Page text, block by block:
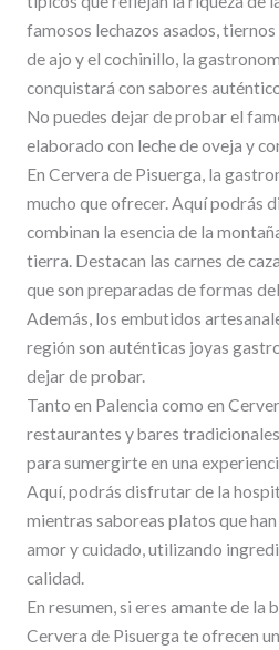
famosos lechazos asados,
de ajo y el cochinillo, la
conquistará con sabores
No puedes dejar de probar el
elaborado con leche de oveja y
En Cervera de Pisuerga, la
mucho que ofrecer. Aquí podrás
combinan la esencia de la
tierra. Destacan las carnes de
que son preparadas de formas
Además, los embutidos
región son auténticas joyas
dejar de probar.
Tanto en Palencia como en
restaurantes y bares
para sumergirte en una
Aquí, podrás disfrutar de la
mientras saboreas platos que
amor y cuidado, utilizando
calidad.
En resumen, si eres amante de la
Cervera de Pisuerga te ofrecen